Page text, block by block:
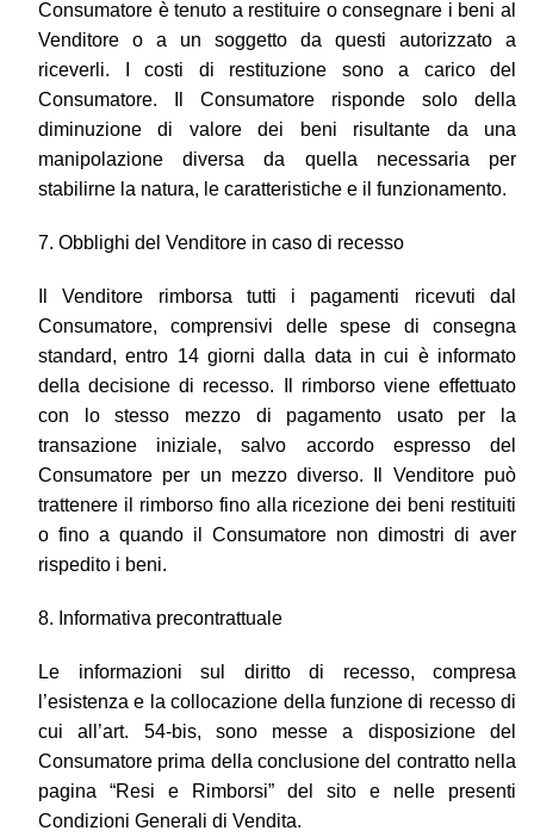
Consumatore è tenuto a restituire o consegnare i beni al
Venditore o a un soggetto da questi autorizzato a
riceverli. I costi di restituzione sono a carico del
Consumatore. Il Consumatore risponde solo della
diminuzione di valore dei beni risultante da una
manipolazione diversa da quella necessaria per
stabilirne la natura, le caratteristiche e il funzionamento.
7. Obblighi del Venditore in caso di recesso
Il Venditore rimborsa tutti i pagamenti ricevuti dal
Consumatore, comprensivi delle spese di consegna
standard, entro 14 giorni dalla data in cui è informato
della decisione di recesso. Il rimborso viene effettuato
con lo stesso mezzo di pagamento usato per la
transazione iniziale, salvo accordo espresso del
Consumatore per un mezzo diverso. Il Venditore può
trattenere il rimborso fino alla ricezione dei beni restituiti
o fino a quando il Consumatore non dimostri di aver
rispedito i beni.
8. Informativa precontrattuale
Le informazioni sul diritto di recesso, compresa
l’esistenza e la collocazione della funzione di recesso di
cui all’art. 54-bis, sono messe a disposizione del
Consumatore prima della conclusione del contratto nella
pagina “Resi e Rimborsi” del sito e nelle presenti
Condizioni Generali di Vendita.